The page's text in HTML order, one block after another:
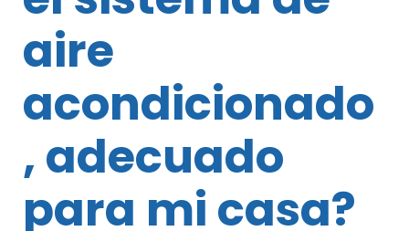
aire
acondicionado
, adecuado
para mi casa?